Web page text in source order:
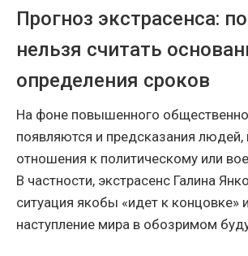
Прогноз экстрасенса:
нельзя считать
определения сроков
На фоне повышенного
появляются и предсказания
отношения к политическому или
В частности, экстрасенс Галина
ситуация якобы «идет к концовке»
наступление мира в обозримом